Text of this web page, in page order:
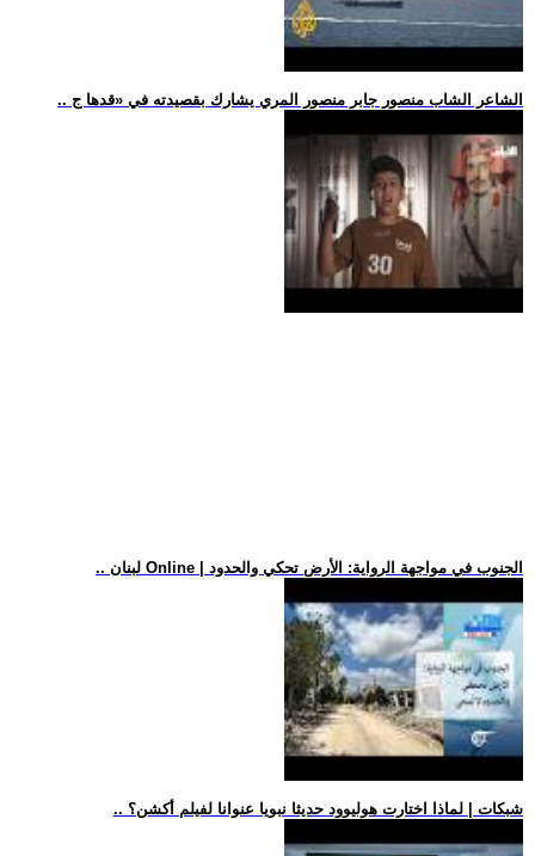
.. الشاعر الشاب منصور جابر منصور المري يشارك بقصيدته في «قدها ج
.. لبنان Online | الجنوب في مواجهة الرواية: الأرض تحكي والحدود
.. شبكات | لماذا اختارت هوليوود حديثا نبويا عنوانا لفيلم أكشن؟